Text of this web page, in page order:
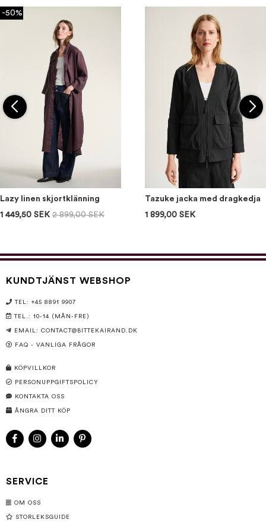
-50%
Lazy linen skjortklänning
1 449,50 SEK 2 899,00 SEK
Tazuke jacka med dragkedja
1 899,00 SEK
KUNDTJÄNST WEBSHOP
TEL: +45 8891 9907
TEL.: 10-14 (MÅN-FRE)
EMAIL: CONTACT@BITTEKAIRAND.DK
FAQ - VANLIGA FRÅGOR
KÖPVILLKOR
PERSONUPPGIFTSPOLICY
KONTAKTA OSS
ÅNGRA DITT KÖP
SERVICE
OM OSS
STORLEKSGUIDE